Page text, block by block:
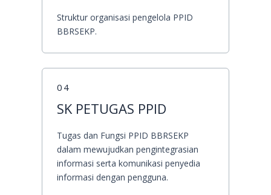
Struktur organisasi pengelola PPID
BBRSEKP.
04
SK PETUGAS PPID
Tugas dan Fungsi PPID BBRSEKP
dalam mewujudkan pengintegrasian
informasi serta komunikasi penyedia
informasi dengan pengguna.